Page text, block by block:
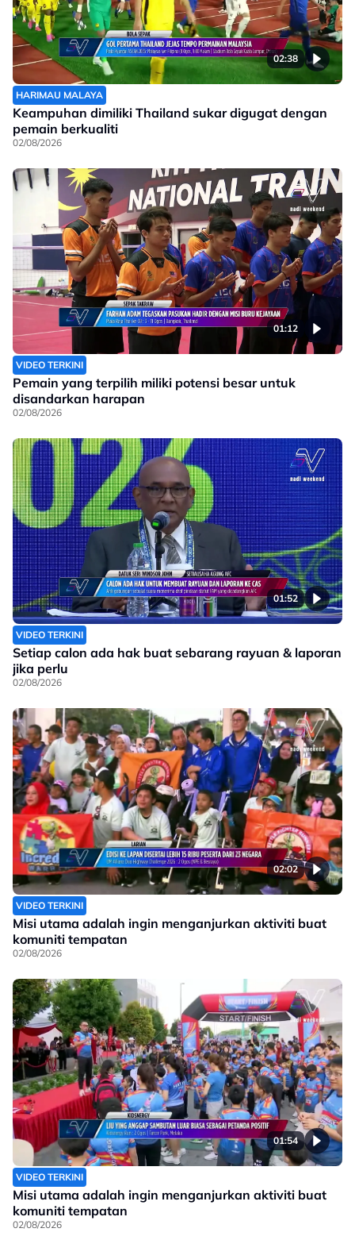
02:38
HARIMAU MALAYA
Keampuhan dimiliki Thailand sukar digugat dengan
pemain berkualiti
02/08/2026
01:12
VIDEO TERKINI
Pemain yang terpilih miliki potensi besar untuk
disandarkan harapan
02/08/2026
01:52
VIDEO TERKINI
Setiap calon ada hak buat sebarang rayuan & laporan
jika perlu
02/08/2026
02:02
VIDEO TERKINI
Misi utama adalah ingin menganjurkan aktiviti buat
komuniti tempatan
02/08/2026
01:54
VIDEO TERKINI
Misi utama adalah ingin menganjurkan aktiviti buat
komuniti tempatan
02/08/2026